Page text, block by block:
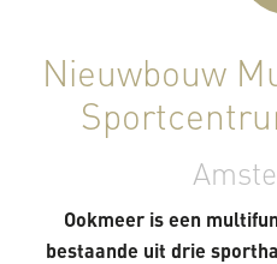
Nieuwbouw
Ookmeer is een
bestaande uit drie